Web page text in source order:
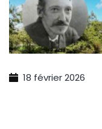
18 février 2026